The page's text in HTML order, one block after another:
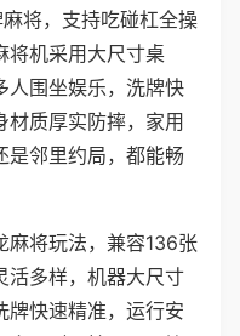
将，支持吃碰杠全操
将机采用大尺寸桌
人围坐娱乐，洗牌快
材质厚实防摔，家用
是邻里约局，都能畅
麻将玩法，兼容136张
活多样，机器大尺寸
牌快速精准，运行安